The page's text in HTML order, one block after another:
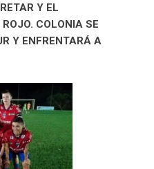
Y EL
COLONIA SE
Y ENFRENTARÁ A